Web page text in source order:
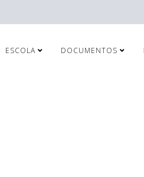
ESCOLA DOCUMENTOS